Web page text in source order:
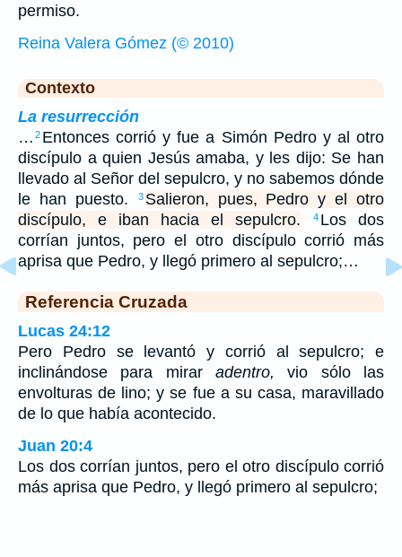
permiso.
Reina Valera Gómez (© 2010)
Contexto
La resurrección
… 2 Entonces corrió y fue a Simón Pedro y al otro
discípulo a quien Jesús amaba, y les dijo: Se han
llevado al Señor del sepulcro, y no sabemos dónde
le han puesto.
3 Salieron, pues, Pedro y el otro
discípulo, e iban hacia el sepulcro.
4 Los dos
corrían juntos, pero el otro discípulo corrió más
aprisa que Pedro, y llegó primero al sepulcro;…
Referencia Cruzada
Lucas 24:12
Pero Pedro se levantó y corrió al sepulcro; e
inclinándose para mirar adentro, vio sólo las
envolturas de lino; y se fue a su casa, maravillado
de lo que había acontecido.
Juan 20:4
Los dos corrían juntos, pero el otro discípulo corrió
más aprisa que Pedro, y llegó primero al sepulcro;